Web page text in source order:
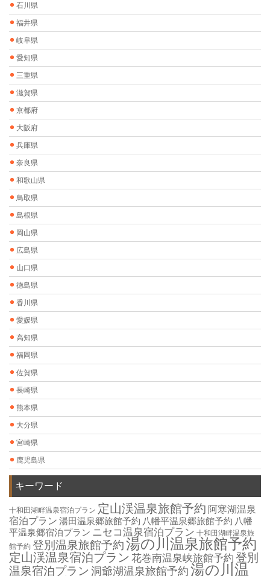
石川県
福井県
岐阜県
愛知県
三重県
滋賀県
京都府
大阪府
兵庫県
奈良県
和歌山県
鳥取県
島根県
岡山県
広島県
山口県
徳島県
香川県
愛媛県
高知県
福岡県
佐賀県
長崎県
熊本県
大分県
宮崎県
鹿児島県
キーワード
十和田湖畔温泉宿泊プラン 定山渓温泉旅館予約 阿寒湖温泉
宿泊プラン 湯田温泉郷旅館予約 八幡平温泉郷旅館予約 八幡
平温泉郷宿泊プラン ニセコ温泉宿泊プラン 十和田湖畔温泉旅
館予約 登別温泉旅館予約湯の川温泉旅館予約
定山渓温泉宿泊プラン 花巻南温泉峡旅館予約 登別
温泉宿泊プラン 洞爺湖温泉旅館予約 湯の川温